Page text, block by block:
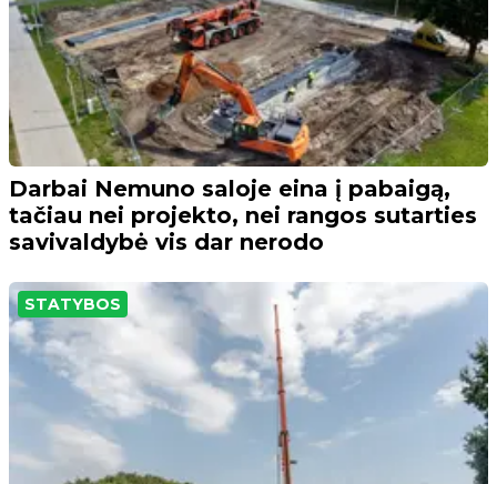
Darbai Nemuno saloje eina į pabaigą,
tačiau nei projekto, nei rangos sutarties
savivaldybė vis dar nerodo
STATYBOS